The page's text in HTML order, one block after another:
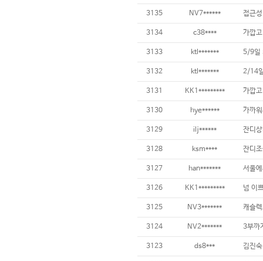
3135 NV7******
3134 c38****
3133 ktl******* 5/9일
3132 ktl******* 2/14
3131 KK1*********
3130 hye******
3129 ilj******
3128 ksm****
3127 han*******
3126 KK1********* 넘 이
3125 NV3*******
3124 NV2*******
3123 ds8***